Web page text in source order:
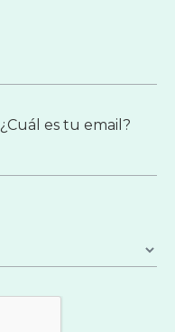
¿Cuál es tu email?